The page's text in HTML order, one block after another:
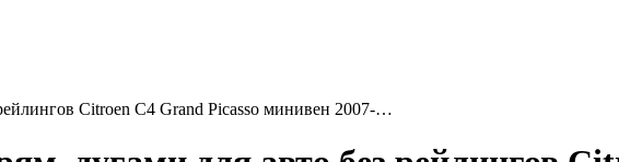
Citroen С4 Grand Picasso минивен 2007-…